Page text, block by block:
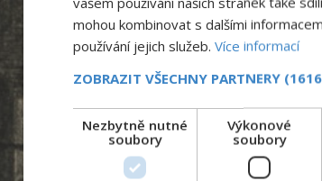
mohou kombinovat s dalšími
používání jejich služeb. Více informací
ZOBRAZIT VŠECHNY PARTNERY
Nezbytně nutné
soubory
Výkonové
soubory